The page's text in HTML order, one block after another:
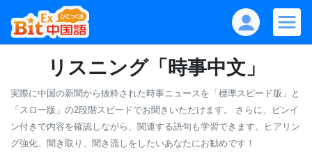
リスニング「時事中文」
実際に中国の新聞から抜粋された時事ニュースを「標準スピード版」と
「スロー版」の2段階スピードでお聞きいただけます。
さらに、ピンイ
ン付きで内容を確認しながら、関連する語句も学習できます。ヒアリン
グ強化、聞き取り、聞き流しをしたいあなたにお勧めです！